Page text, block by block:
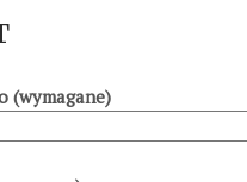
(wymagane)